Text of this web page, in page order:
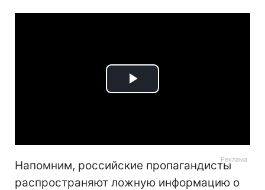
Play
Напомним, российские пропагандисты
распространяют ложную информацию о